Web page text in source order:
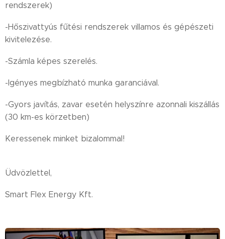
rendszerek)
-Hőszivattyús fűtési rendszerek villamos és gépészeti
kivitelezése.
-Számla képes szerelés.
-Igényes megbízható munka garanciával.
-Gyors javítás, zavar esetén helyszínre azonnali kiszállás
(30 km-es körzetben)
Keressenek minket bizalommal!
Üdvözlettel,
Smart Flex Energy Kft.